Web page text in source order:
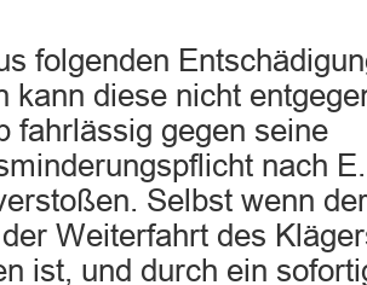
folgenden
kann diese nicht
fahrlässig gegen seine
nach
Selbst wenn
Weiterfahrt des
ist, und durch ein